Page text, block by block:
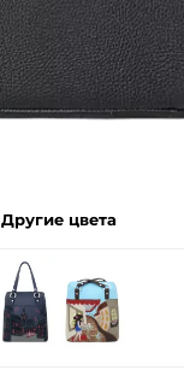
Другие цвета
2 недели